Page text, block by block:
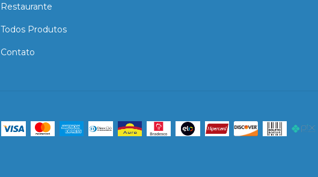
Restaurante
Todos Produtos
Contato